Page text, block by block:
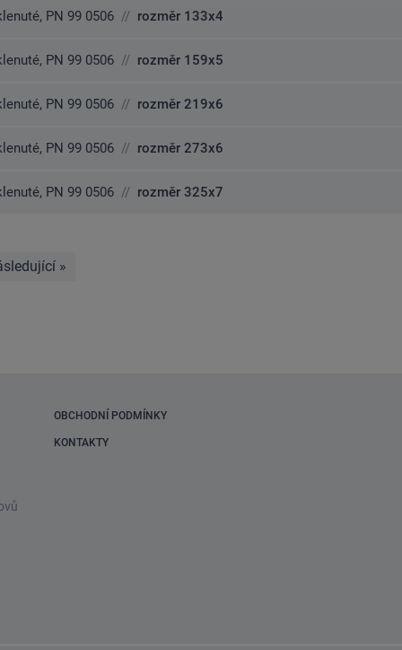
PN 99 0506 // rozměr 133x4
PN 99 0506 // rozměr 159x5
PN 99 0506 // rozměr 219x6
PN 99 0506 // rozměr 273x6
PN 99 0506 // rozměr 325x7
»
OBCHODNÍ PODMÍNKY
KONTAKTY